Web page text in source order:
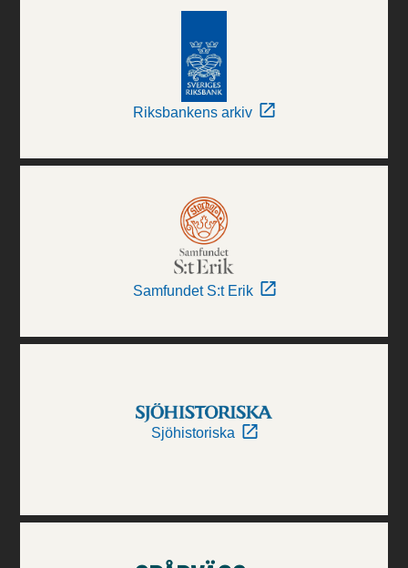
Riksbankens arkiv
Samfundet S:t Erik
Sjöhistoriska